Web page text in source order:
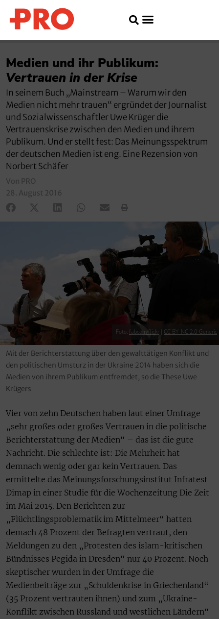
Medien und ihr Publikum:
Vertrauen in der Krise
In seinem Buch „Mainstream – Warum wir den
Medien nicht mehr trauen“ ergründet der Journalist
und Sozialwissenschaftler Uwe Krüger die
Vertrauenskrise zwischen den Medien und ihrem
Publikum. Und er stellt fest: Das Meinungsspektrum
der deutschen Medien ist eng. Eine Rezension von
Norbert Schäfer
Von PRO
28. August 2016
Foto: fabcom/flickr CC BY-NC 2.0 Generic
Mit der Berichterstattung über den gewalttätigen Konflikt und
den politischen Umsturz in der Ukraine 2014 haben sich die
Medien von ihrem Publikum entfremdet, so die These Uwe
Krügers
Vier von zehn Deutschen haben laut einer Umfrage
„sehr großes oder großes Vertrauen in die politische
Berichterstattung der Medien“ – das ist die gute
Nachricht. Die schlechte ist: Die Mehrheit hat
demnach wenig oder gar kein Vertrauen. Das
ermittelte das Meinungsforschungsinstitut Infratest
Dimap in einer Studie für die Wochenzeitung Die Zeit
im Mai 2015. Den Berichten zur
„Flüchtlingsproblematik im Mittelmeer“ hatten
demach 48 Prozent der Befragten vertraut, den
Meldungen zu den „Protesten des islam-kritischen
Bündnisses Pegida in Dresden“ nur 40 Prozent. Noch
skeptischer wurden in der Umfrage die
Medienbeiträge zur „Schuldenkrise in Griechenland“
(35 Prozent vertrauten ihnen) und zum „Ukraine-
Konflikt zwischen Russland und westlichen Ländern“